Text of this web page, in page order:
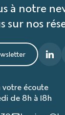
à notre
sur nos
votre écoute
de 8h à 18h